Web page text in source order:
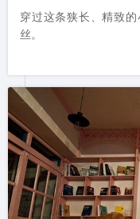
穿过这条狭长、精致
丝。